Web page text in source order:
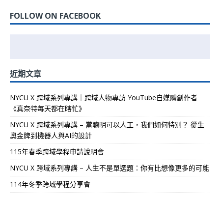
FOLLOW ON FACEBOOK
近期文章
NYCU X 跨域系列專講｜跨域人物專訪 YouTube自媒體創作者
《真奈特每天都在瞎忙》
NYCU X 跨域系列專講 – 當聰明可以人工，我們如何特別？ 從生
奧金牌到機器人與AI的設計
115年春季跨域學程申請說明會
NYCU X 跨域系列專講 – 人生不是單選題：你有比想像更多的可能
114年冬季跨域學程分享會